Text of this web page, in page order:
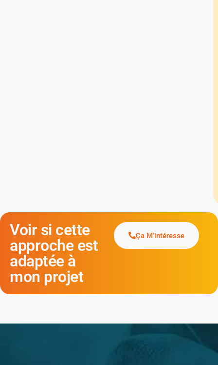
Voir si cette
approche est
adaptée à
mon projet
Ça M'intéresse